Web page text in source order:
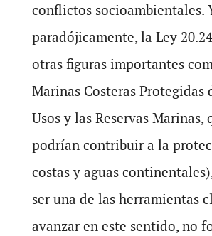
conflictos socioambientales.
paradójicamente, la Ley
otras figuras importantes
Marinas Costeras
Usos y las Reservas Marinas,
podrían contribuir a la
costas y aguas
ser una de las herramientas
avanzar en este sentido, no